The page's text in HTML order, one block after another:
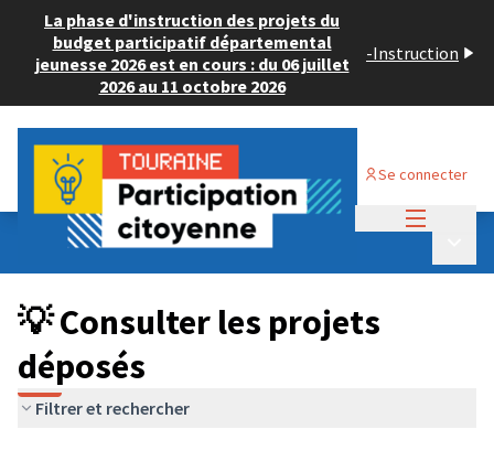
La phase d'instruction des projets du
budget participatif départemental
jeunesse 2026 est en cours : du 06 juillet
2026 au 11 octobre 2026
-Instruction
Se connecter
Budget Participatif JEUNESSE 2024
💡 Consulter les projets déposés
💡 Consulter les projets
déposés
Filtrer et rechercher